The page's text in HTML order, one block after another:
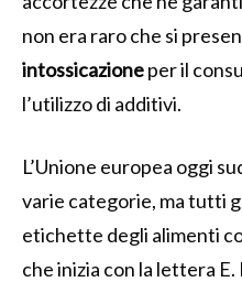
non era raro che si
intossicazioneper il
l’utilizzo di additivi.
L’Unione europea oggi
varie categorie, ma tutti
etichette degli alimenti
che inizia con la lettera